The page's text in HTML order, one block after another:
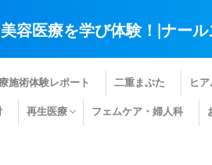
美容医療を学び体験！|ナー
施術体験レポート 二重まぶた ヒ
再生医療 フェムケア・婦人科